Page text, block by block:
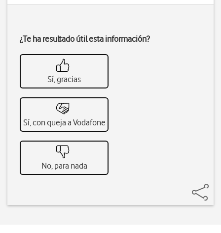
¿Te ha resultado útil esta información?
Sí, gracias
Sí, con queja a Vodafone
No, para nada